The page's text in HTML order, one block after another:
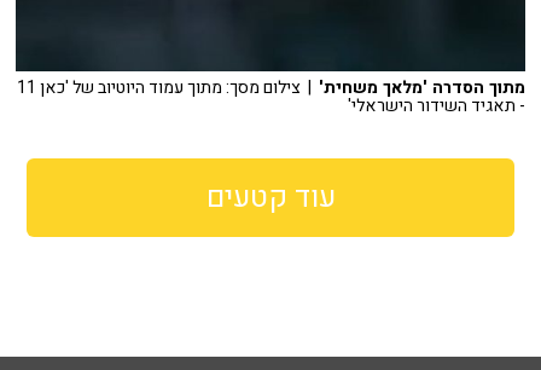
מתוך הסדרה 'מלאך משחית' | צילום מסך: מתוך עמוד היוטיוב של 'כאן 11
- תאגיד השידור הישראלי'
עוד קטעים